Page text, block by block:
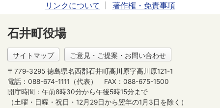
リンクについて
著作権・免責事項
石井町役場
サイトマップ ご意見・ご提案・お問い合わせ
〒779-3295 徳島県名西郡石井町高川原字高川原121-1
電話：088-674-1111（代表）
FAX：088-675-1500
開庁時間：午前8時30分から午後5時15分まで
（土曜・日曜・祝日・12月29日から翌年の1月3日を除く）